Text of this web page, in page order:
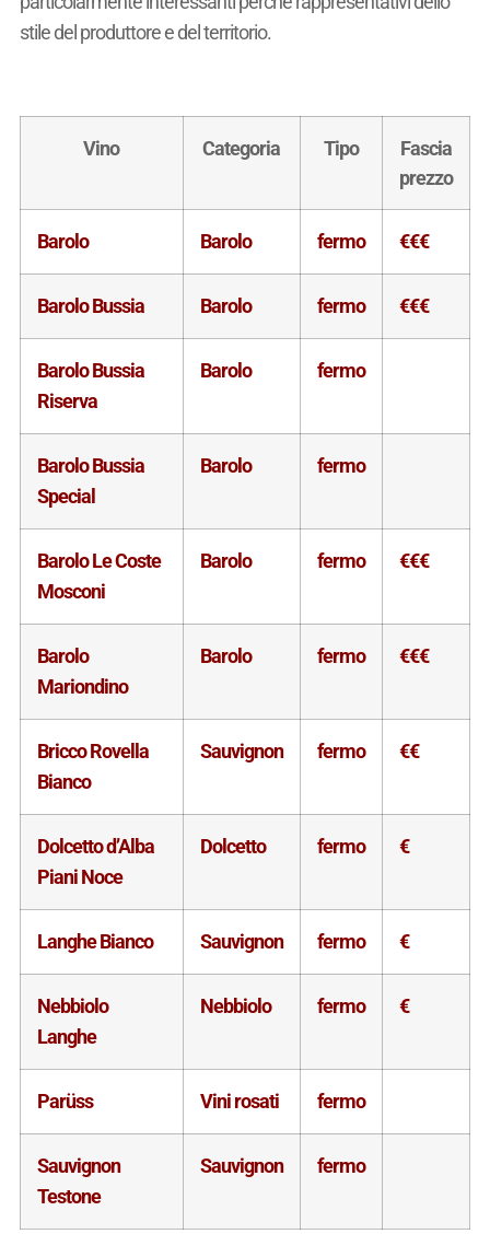
stile del produttore e del territorio.
Vino Categoria Tipo
Fascia
prezzo
Barolo Barolo fermo €€€
Barolo Bussia Barolo fermo €€€
Barolo Bussia
Riserva
Barolo fermo
Barolo Bussia
Special
Barolo fermo
Barolo Le Coste
Mosconi
Barolo fermo €€€
Barolo
Mariondino
Barolo fermo €€€
Bricco Rovella
Bianco
Sauvignon fermo €€
Dolcetto d’Alba
Piani Noce
Dolcetto fermo €
Langhe Bianco Sauvignon fermo €
Nebbiolo
Langhe
Nebbiolo fermo €
Parüss Vini rosati fermo
Sauvignon
Testone
Sauvignon fermo